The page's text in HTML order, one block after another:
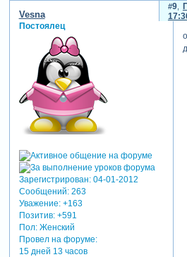
9
Vesna
Постоялец
Зарегистрирован: 04-01-2012
Сообщений:263
Уважение: +163
Позитив: +591
Пол:Женский
Провел на форуме:
15 дней 13 часов